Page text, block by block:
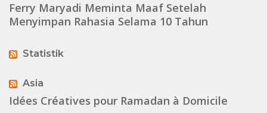
Ferry Maryadi Meminta Maaf Setelah
Menyimpan Rahasia Selama 10 Tahun
Statistik
Asia
Idées Créatives pour Ramadan à Domicile